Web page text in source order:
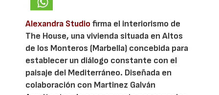
Alexandra Studio firma el interiorismo de
The House, una vivienda situada en Altos
de los Monteros (Marbella) concebida para
establecer un diálogo constante con el
paisaje del Mediterráneo. Diseñada en
colaboración con Martinez Galván